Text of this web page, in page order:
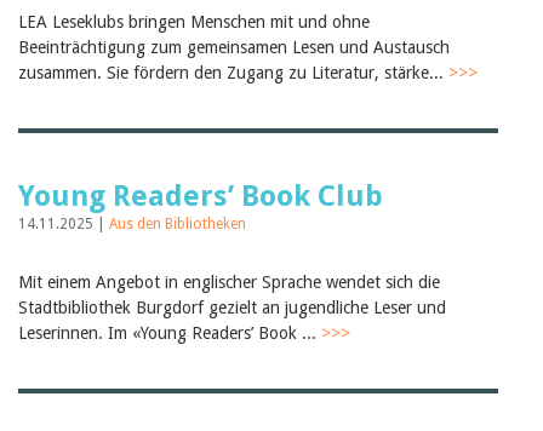
LEA Leseklubs bringen Menschen mit und ohne
Beeinträchtigung zum gemeinsamen Lesen und Austausch
zusammen. Sie fördern den Zugang zu Literatur, stärke... >>>
Young Readers’ Book Club
14.11.2025 | Aus den Bibliotheken
Mit einem Angebot in englischer Sprache wendet sich die
Stadtbibliothek Burgdorf gezielt an jugendliche Leser und
Leserinnen. Im «Young Readers’ Book ... >>>